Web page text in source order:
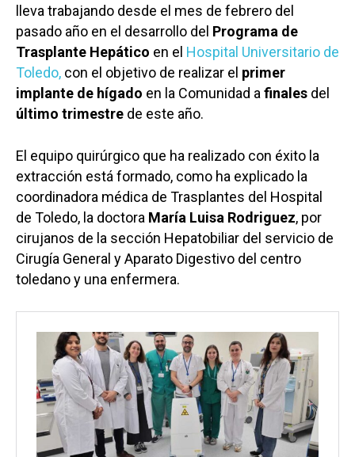
lleva trabajando desde el mes de febrero del
pasado año en el desarrollo del Programa de
Trasplante Hepático en el Hospital Universitario de
Toledo, con el objetivo de realizar el primer
implante de hígado en la Comunidad a finales del
último trimestre de este año.
El equipo quirúrgico que ha realizado con éxito la
extracción está formado, como ha explicado la
coordinadora médica de Trasplantes del Hospital
de Toledo, la doctora María Luisa Rodriguez, por
cirujanos de la sección Hepatobiliar del servicio de
Cirugía General y Aparato Digestivo del centro
toledano y una enfermera.